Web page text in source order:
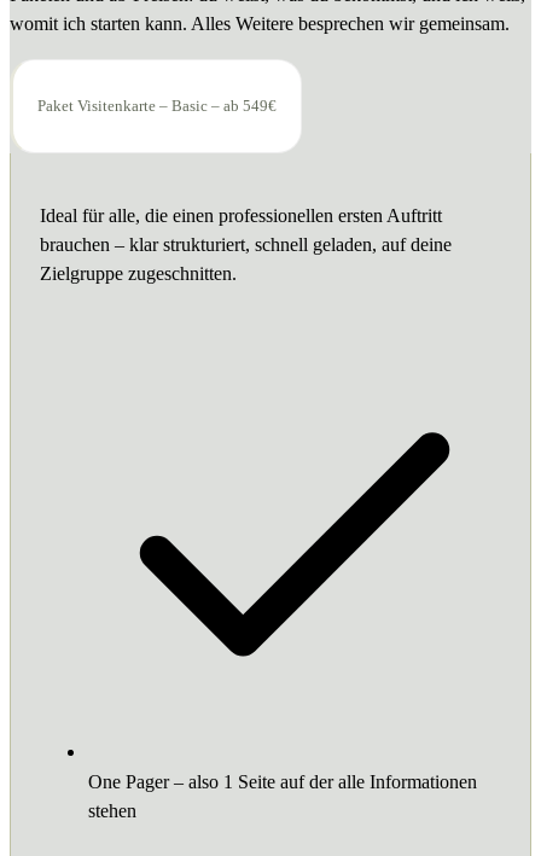
womit ich starten kann. Alles Weitere besprechen wir gemeinsam.
Paket Visitenkarte – Basic – ab 549€
Ideal für alle, die einen professionellen ersten Auftritt
brauchen – klar strukturiert, schnell geladen, auf deine
Zielgruppe zugeschnitten.
One Pager – also 1 Seite auf der alle Informationen
stehen